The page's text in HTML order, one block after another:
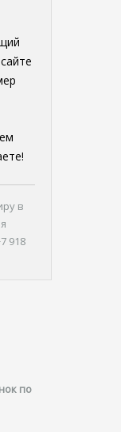
в
918
по